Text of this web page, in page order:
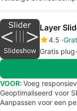
Layer
4.5
Gratis
VOOR: Voeg
Geoptimaliseerd voor
Aanpassen voor een